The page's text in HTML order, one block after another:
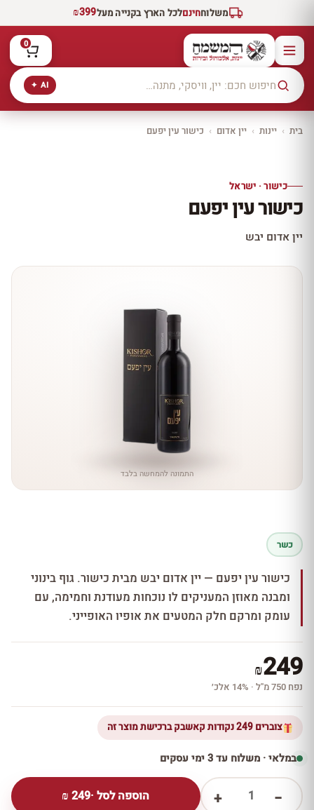
משלוחחינםלכל הארץ בקנייה מעל₪399
AI ✦
0
בית › יינות › יין אדום › כישור עין יפעם
10% הנחה
עכשיו ב-10% הנחה
כישור · ישראל
כישור עין יפעם
יין אדום יבש
התמונה להמחשה בלבד
כשר
כישור עין יפעם — יין אדום יבש מבית כישור. גוף בינוני
ומבנה מאוזן המעניקים לו נוכחות מעודנת וחמימה, עם
עומק ומרקם חלק המטעים את אופיו האופייני.
₪249
נפח 750 מ''ל · 14% אלכ׳
צוברים 249 נקודות קאשבק ברכישת מוצר זה
במלאי · משלוח עד 3 ימי עסקים
−
1
+ הוספה לסל ·249
₪